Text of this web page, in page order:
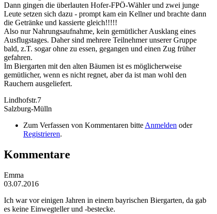
Dann gingen die überlauten Hofer-FPÖ-Wähler und zwei junge
Leute setzen sich dazu - prompt kam ein Kellner und brachte dann
die Getränke und kassierte gleich!!!!!
Also nur Nahrungsaufnahme, kein gemütlicher Ausklang eines
Ausflugstages. Daher sind mehrere Teilnehmer unserer Gruppe
bald, z.T. sogar ohne zu essen, gegangen und einen Zug früher
gefahren.
Im Biergarten mit den alten Bäumen ist es möglicherweise
gemütlicher, wenn es nicht regnet, aber da ist man wohl den
Rauchern ausgeliefert.
Lindhofstr.7
Salzburg-Mülln
Zum Verfassen von Kommentaren bitte Anmelden oder
Registrieren.
Kommentare
Emma
03.07.2016
Ich war vor einigen Jahren in einem bayrischen Biergarten, da gab
es keine Einwegteller und -bestecke.